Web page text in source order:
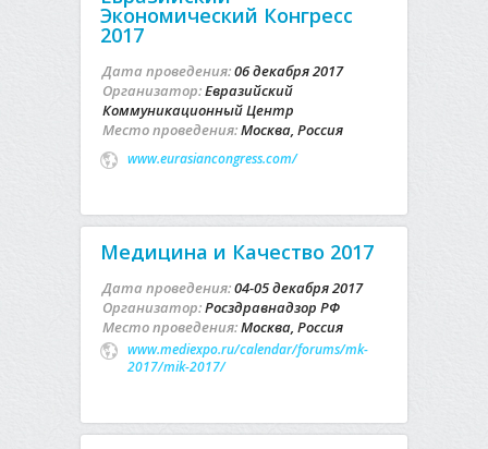
Экономический Конгресс
2017
Дата проведения:06 декабря 2017
Организатор:Евразийский
Коммуникационный Центр
Место проведения:Москва, Россия
www.eurasiancongress.com/
Медицина и Качество 2017
Дата проведения:04-05 декабря 2017
Организатор:Росздравнадзор РФ
Место проведения:Москва, Россия
www.mediexpo.ru/calendar/forums/mk-
2017/mik-2017/